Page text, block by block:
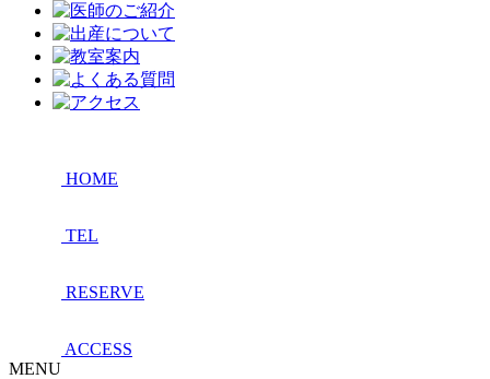
HOME
TEL
RESERVE
ACCESS
MENU